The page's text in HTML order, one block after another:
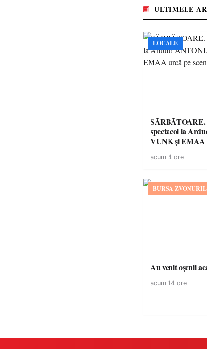
ULTIMELE
LOCALE
SĂRBĂTOARE.
spectacol la
VUNK și EMAA
acum 4 ore
BURSA
Au venit oșenii
acum 14 ore